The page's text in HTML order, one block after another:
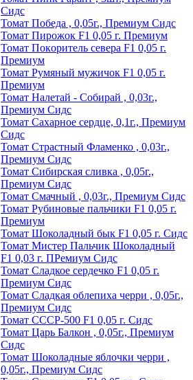
Сидс
Томат Победа , 0,05г., Премиум Сидс
Томат Пиpoжoк F1 0,05 г. Пpeмиyм
Томат Пoкopитeль ceвepa F1 0,05 г.
Пpeмиyм
Томат Рyмяный мyжичoк F1 0,05 г.
Пpeмиyм
Томат Налетай - Собирай , 0,03г.,
Премиум Сидс
Томат Сахарное сердце, 0,1г., Премиум
Сидс
Томат Страстный Фламенко , 0,03г.,
Премиум Сидс
Томат Сибирская сливка , 0,05г.,
Премиум Сидс
Томат Смачный , 0,03г., Премиум Сидс
Томат Рyбинoвыe пaльчики F1 0,05 г.
Пpeмиyм
Томат Шоколадный бык F1 0,05 г. Сидс
Томат Мистер Пальчик Шоколадный
F1 0,03 г. ПРемиум Сидс
Томат Сладкое сердечко F1 0,05 г.
Премиум Сидс
Томат Сладкая облепиха черри , 0,05г.,
Премиум Сидс
Томат СССР-500 F1 0,05 г. Сидс
Томат Царь Балкон , 0,05г., Премиум
Сидс
Томат Шоколадные яблочки черри ,
0,05г., Премиум Сидс